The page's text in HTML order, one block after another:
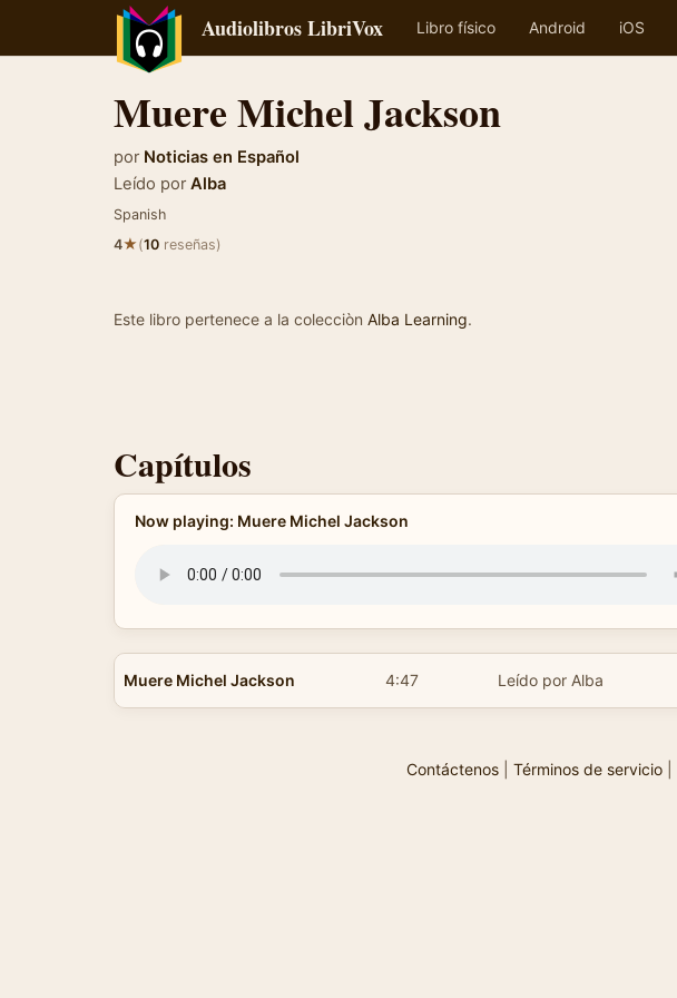
Audiolibros LibriVox Libro físico Android iOS
Muere Michel Jackson
por Noticias en Español
Leído por Alba
Spanish
4★(10 reseñas)
Este libro pertenece a la colecciòn Alba Learning.
Capítulos
Now playing: Muere Michel Jackson
Muere Michel Jackson 4:47 Leído por Alba
Contáctenos| Términos de servicio|